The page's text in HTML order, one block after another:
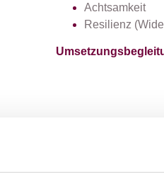
Achtsamkeit
Resilienz